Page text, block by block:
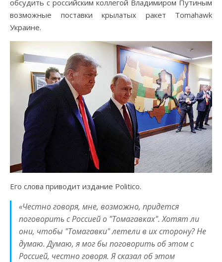
обсудить с российским коллегой Владимиром Путиным
возможные поставки крылатых ракет Tomahawk
Украине.
Его слова приводит издание Politico.
«Честно говоря, мне, возможно, придется
поговорить с Россией о "Томагавках". Хотят ли
они, чтобы "Томагавки" летели в их сторону? Не
думаю. Думаю, я мог бы поговорить об этом с
Россией, честно говоря. Я сказал об этом